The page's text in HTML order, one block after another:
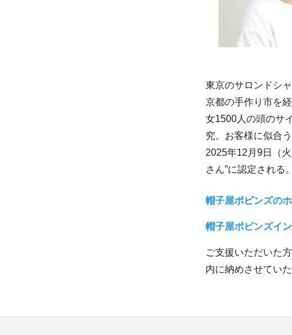
東京のサロンドシ
京都の手作り市を
女1500人の頭のサ
究。お客様に似合
2025年12月9日（
さん”に認定される。
帽子屋ポピンズの
帽子屋ポピンズイ
ご支援いただいた
内に納めさせていた